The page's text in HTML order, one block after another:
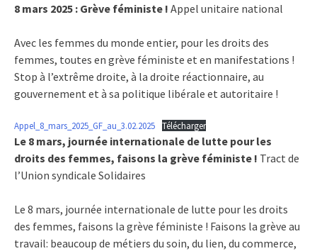
8 mars 2025 : Grève féministe ! Appel unitaire national
Avec les femmes du monde entier, pour les droits des
femmes, toutes en grève féministe et en manifestations !
Stop à l’extrême droite, à la droite réactionnaire, au
gouvernement et à sa politique libérale et autoritaire !
Appel_8_mars_2025_GF_au_3.02.2025 Télécharger
Le 8 mars, journée internationale de lutte pour les
droits des femmes, faisons la grève féministe ! Tract de
l’Union syndicale Solidaires
Le 8 mars, journée internationale de lutte pour les droits
des femmes, faisons la grève féministe ! Faisons la grève au
travail: beaucoup de métiers du soin, du lien, du commerce,